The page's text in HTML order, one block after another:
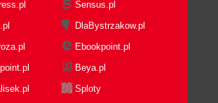
Sensus.pl
DlaBystrzakow.pl
Ebookpoint.pl
Beya.pl
Sploty